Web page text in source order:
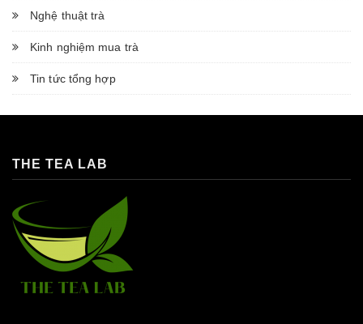
Nghệ thuật trà
Kinh nghiệm mua trà
Tin tức tổng hợp
THE TEA LAB